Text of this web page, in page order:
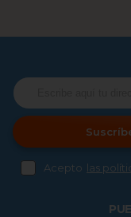
Acepto las